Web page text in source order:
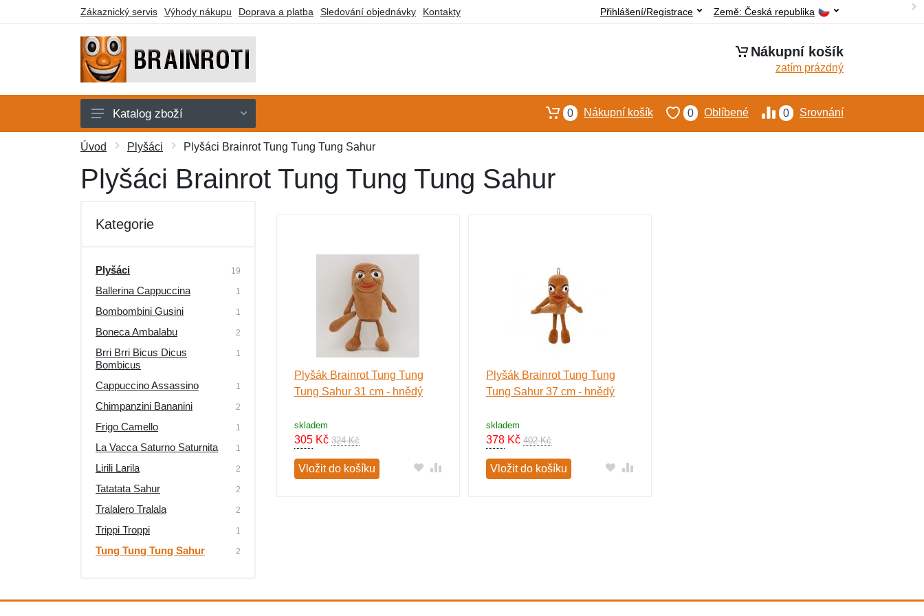
Zákaznický servis Výhody nákupu Doprava a platba Sledování objednávky Kontakty Země: Česká republika
Přihlášení/Registrace
Nákupní košík
zatím prázdný
Karty
Klíčenky
Plyšáci
Samolepky
Trička
Další zboží
Výprodej
Katalog zboží 0 Srovnání
0 Oblíbené
0 Nákupní košík
Úvod Plyšáci Plyšáci Brainrot Tung Tung Tung Sahur
Plyšáci Brainrot Tung Tung Tung Sahur
Kategorie
Plyšáci 19
Ballerina Cappuccina 1
Bombombini Gusini 1
Boneca Ambalabu 2
Brri Brri Bicus Dicus
Bombicus
1
Cappuccino Assassino 1
Chimpanzini Bananini 2
Frigo Camello 1
La Vacca Saturno Saturnita 1
Lirili Larila 2
Tatatata Sahur 2
Tralalero Tralala 2
Trippi Troppi 1
Tung Tung Tung Sahur 2
Plyšák Brainrot Tung Tung
Tung Sahur 31 cm - hnědý
skladem
305 Kč 324 Kč
Vložit do košíku
Plyšák Brainrot Tung Tung
Tung Sahur 37 cm - hnědý
skladem
378Kč 402 Kč
Vložit do košíku